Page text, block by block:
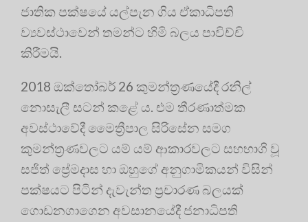
ජාතික පක්ෂයේ යල්පැන ගිය ඒකාධිපති
ව්‍යවස්ථාවෙන් තමන්ට හිමි බලය පාවිච්චි
කිරීමයි.
2018 ඔක්තෝබර් 26 කුමන්ත්‍රණයේදී රනිල්
නොසැලී සටන් කළේ ය. එම තීරණාත්මක
අවස්ථාවේදී මෛත්‍රීපාල සිරිසේන සමග
කුමන්ත්‍රණවලට යම් යම් ආකාරවලට සහභාගි වූ
සජිත් ප්‍රේමදාස හා ඔහුගේ අනුගාමිකයන් විසින්
පක්ෂයට පිටින් දැවැන්ත ප්‍රචාරණ බලයක්
ගොඩනගාගෙන අවසානයේදී ජනාධිපති